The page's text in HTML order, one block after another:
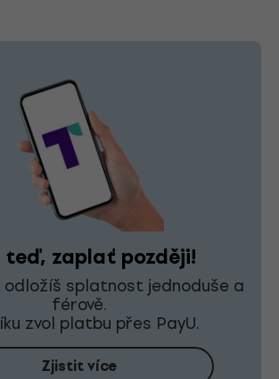
teď, zaplať později!
odložíš splatnost jednoduše a
férově.
zvol platbu přes PayU.
Zjistit více